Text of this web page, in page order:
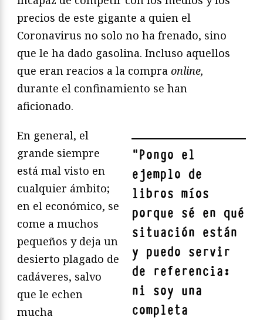
precios de este gigante a quien el
Coronavirus no solo no ha frenado, sino
que le ha dado gasolina. Incluso aquellos
que eran reacios a la compra online,
durante el confinamiento se han
aficionado.
"Pongo el
ejemplo de
libros míos
porque sé en qué
situación están
y puedo servir
de referencia:
ni soy una
completa
En general, el
grande siempre
está mal visto en
cualquier ámbito;
en el económico, se
come a muchos
pequeños y deja un
desierto plagado de
cadáveres, salvo
que le echen
mucha